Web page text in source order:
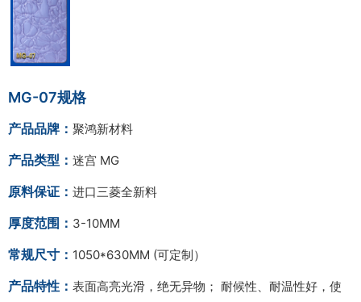
MG-07规格
产品品牌： 聚鸿新材料
产品类型： 迷宫 MG
原料保证： 进口三菱全新料
厚度范围： 3-10MM
常规尺寸： 1050*630MM (可定制）
产品特性： 表面高亮光滑，绝无异物； 耐候性、耐温性好，使